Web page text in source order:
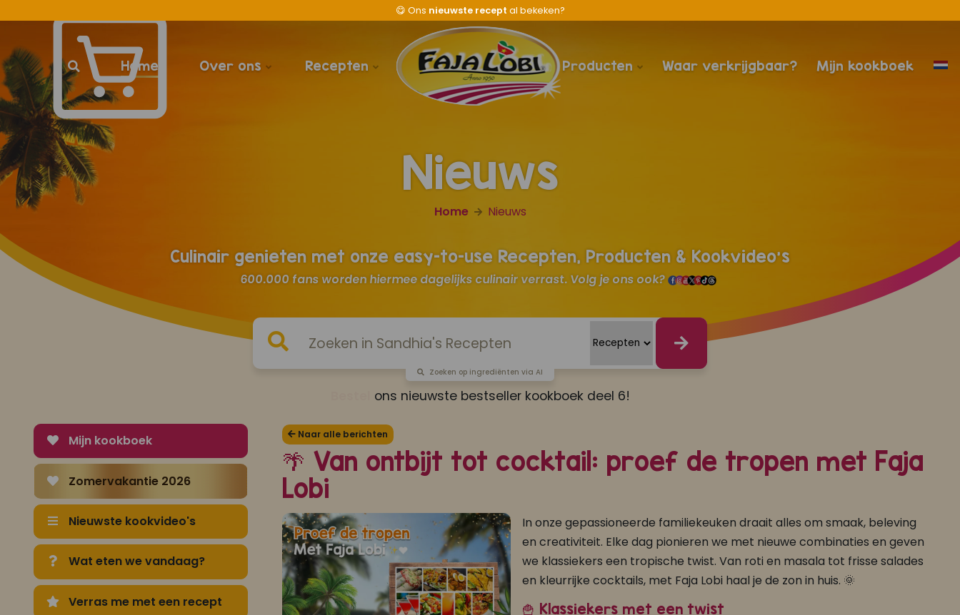
😋 Ons nieuwste recept al bekeken?
Home Over ons Recepten Producten Waar verkrijgbaar? Mijn kookboek
Nieuws
Home Nieuws
Culinair genieten met onze easy-to-use Recepten, Producten & Kookvideo's
600.000 fans worden hiermee dagelijks culinair verrast. Volg je ons ook?
Zoeken op ingrediënten via AI
ons nieuwste bestseller kookboek deel 6!
Mijn kookboek
Zomervakantie 2026
Nieuwste kookvideo's
Wat eten we vandaag?
Verras me met een recept
Naar alle berichten
🌴 Van ontbijt tot cocktail: proef de tropen met Faja
Lobi
In onze gepassioneerde familiekeuken draait alles om smaak, beleving
en creativiteit. Elke dag pionieren we met nieuwe combinaties en geven
we klassiekers een tropische twist. Van roti en masala tot frisse salades
en kleurrijke cocktails, met Faja Lobi haal je de zon in huis. 🌞
🍟 Klassiekers met een twist